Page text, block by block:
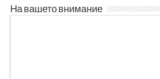
На вашето внимание